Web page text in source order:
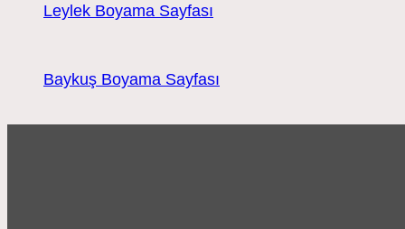
Leylek Boyama Sayfası
Baykuş Boyama Sayfası